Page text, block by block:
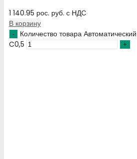
1 140.95 рос. руб. с НДС
В корзину
Количество товара
C0,5